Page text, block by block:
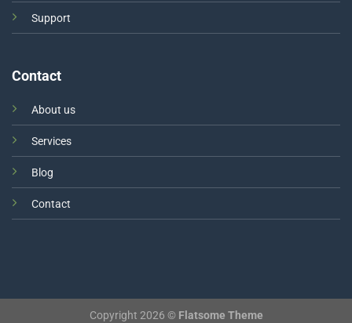
Support
Contact
About us
Services
Blog
Contact
Copyright 2026 © Flatsome Theme